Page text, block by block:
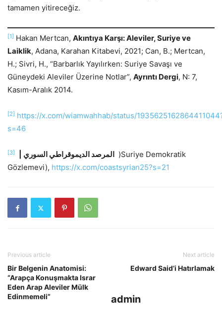
tamamen yitireceğiz.
[1] Hakan Mertcan, Akıntıya Karşı: Aleviler, Suriye ve
Laiklik, Adana, Karahan Kitabevi, 2021; Can, B.; Mertcan,
H.; Sivri, H., “Barbarlık Yayılırken: Suriye Savaşı ve
Güneydeki Aleviler Üzerine Notlar”, Ayrıntı Dergi, N: 7,
Kasım-Aralık 2014.
[2] https://x.com/wiamwahhab/status/
s=46
[3] المرصد الديموقراطي السوري
)Suriye Demokratik
Gözlemevi), https://x.com/coastsyrian25?s=21
Previous article
Bir Belgenin Anatomisi:
“Arapça Konuşmakta Israr
Eden Arap Aleviler Mülk
Edinmemeli”
Next article
Edward Said’i Hatırlamak
admin